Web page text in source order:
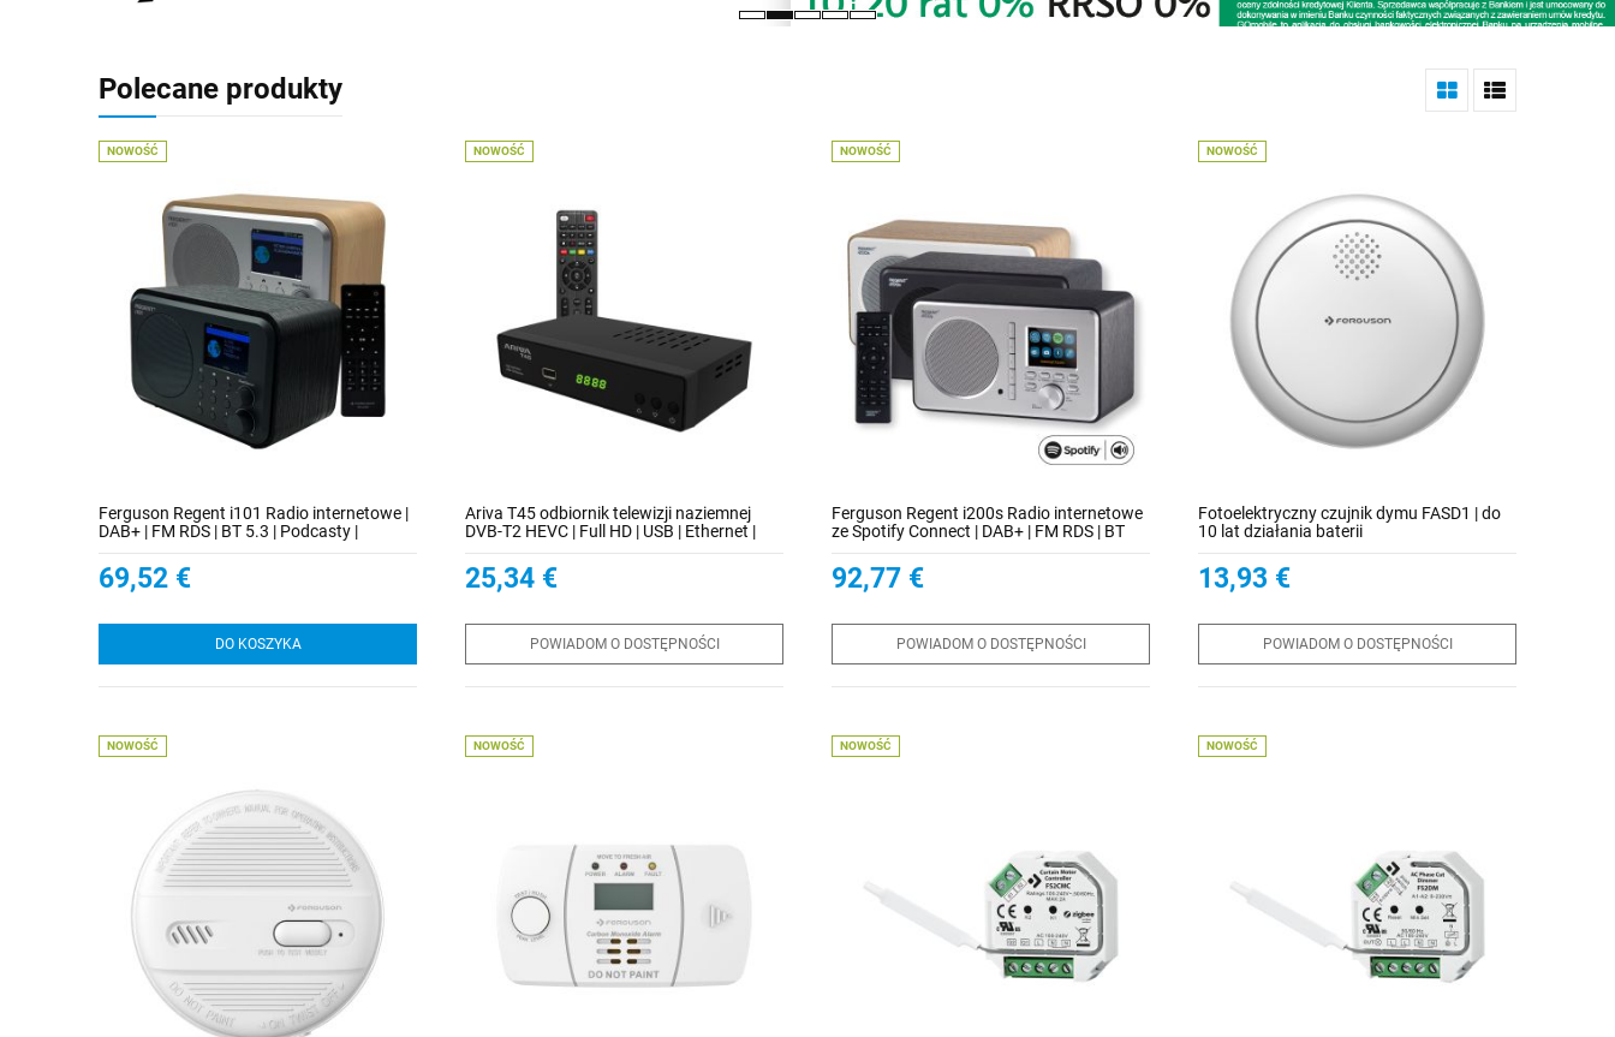
Polecane produkty
Ferguson Regent i101 Radio internetowe |
DAB+ | FM RDS | BT 5.3 | Podcasty |
UPnP/DLNA | WiFi 2.4GHz | Akumulator
2000 mAh | Wyświetlacz kolorowy TFT 2.4"
| Korektor EQ | Budzik | Pilot | Sterowanie
69,52 €
DO KOSZYKA
NOWOŚĆ
Ariva T45 odbiornik telewizji naziemnej
DVB-T2 HEVC | Full HD | USB | Ethernet |
Aplikacje internetowe
25,34 €
POWIADOM O DOSTĘPNOŚCI
NOWOŚĆ
Ferguson Regent i200s Radio internetowe
ze Spotify Connect | DAB+ | FM RDS | BT
5.2 | USB | AUX-IN | WiFi 2.4/5GHz |
Wyświetlacz kolorowy TFT 2.4" | Korektor
EQ | Budzik | Pilot | Aplikacja OKTIV
92,77 €
POWIADOM O DOSTĘPNOŚCI
NOWOŚĆ
Fotoelektryczny czujnik dymu FASD1 | do
10 lat działania baterii
13,93 €
POWIADOM O DOSTĘPNOŚCI
NOWOŚĆ
NOWOŚĆ NOWOŚĆ NOWOŚĆ NOWOŚĆ